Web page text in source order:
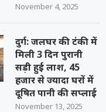
November 4, 2025
दुर्ग: जलघर की टंकी में
मिली 3 दिन पुरानी
सड़ी हुई लाश, 45
हजार से ज्यादा घरों में
दूषित पानी की सप्लाई
November 13, 2025